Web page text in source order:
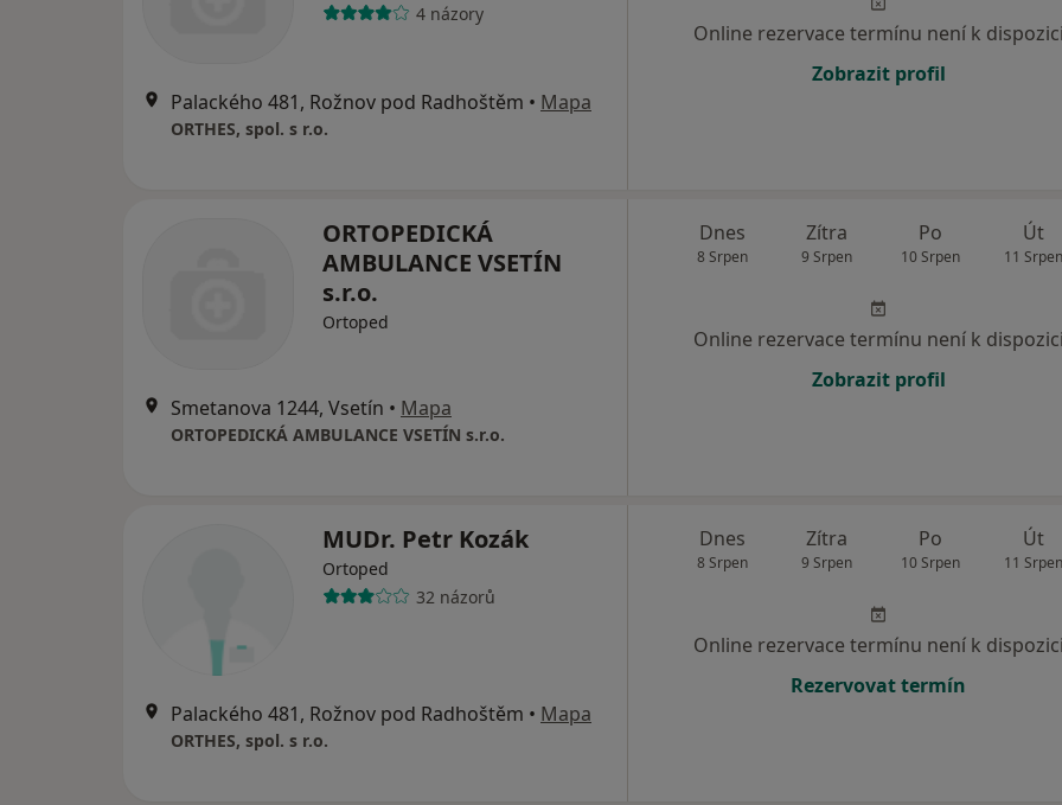
4 názory
Palackého 481, Rožnov pod Radhoštěm • Mapa
ORTHES, spol. s r.o.
Online rezervace termínu není k dispozici
Zobrazit profil
ORTOPEDICKÁ
AMBULANCE VSETÍN
s.r.o.
Ortoped
Smetanova 1244, Vsetín • Mapa
ORTOPEDICKÁ AMBULANCE VSETÍN s.r.o.
Dnes
8 Srpen
Zítra
9 Srpen
Po
10 Srpen
Út
11 Srpen
Online rezervace termínu není k dispozici
Zobrazit profil
MUDr. Petr Kozák
Ortoped
32 názorů
Palackého 481, Rožnov pod Radhoštěm • Mapa
ORTHES, spol. s r.o.
Dnes
8 Srpen
Zítra
9 Srpen
Po
10 Srpen
Út
11 Srpen
Online rezervace termínu není k dispozici
Rezervovat termín